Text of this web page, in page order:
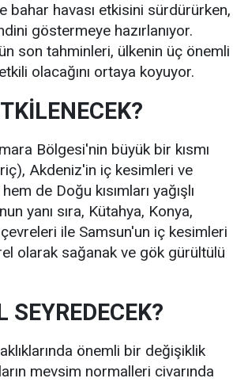
bahar havası etkisini sürdürürken,
göstermeye hazırlanıyor.
son tahminleri, ülkenin üç önemli
olacağını ortaya koyuyor.
Bölgesi'nin büyük bir kısmı
Akdeniz'in iç kesimleri ve
de Doğu kısımları yağışlı
yanı sıra, Kütahya, Konya,
ile Samsun'un iç kesimleri
olarak sağanak ve gök gürültülü
önemli bir değişiklik
mevsim normalleri civarında